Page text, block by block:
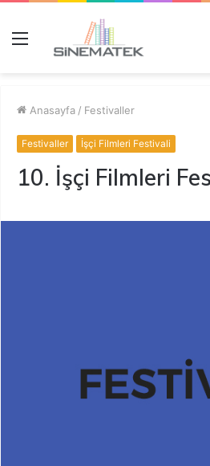
Anasayfa / Festivaller
Festivaller İşçi Filmleri Festivali
10. İşçi Filmleri